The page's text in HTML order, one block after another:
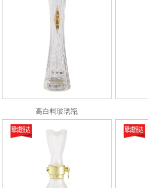
高白料玻璃瓶